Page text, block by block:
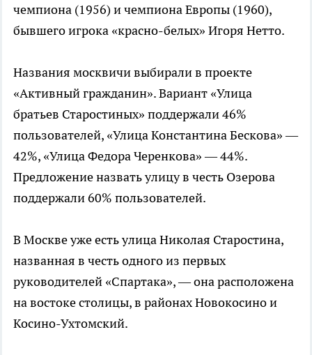
чемпиона (1956) и чемпиона Европы (1960),
бывшего игрока «красно-белых» Игоря Нетто.
Названия москвичи выбирали в проекте
«Активный гражданин». Вариант «Улица
братьев Старостиных» поддержали 46%
пользователей, «Улица Константина Бескова» —
42%, «Улица Федора Черенкова» — 44%.
Предложение назвать улицу в честь Озерова
поддержали 60% пользователей.
В Москве уже есть улица Николая Старостина,
названная в честь одного из первых
руководителей «Спартака», — она расположена
на востоке столицы, в районах Новокосино и
Косино-Ухтомский.